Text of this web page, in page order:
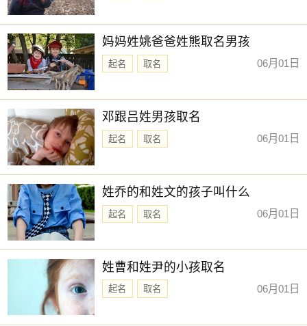
妈妈姓姚爸爸姓熊取名男孩
起名 取名 06月01日
邓跟吕姓男孩取名
起名 取名 06月01日
姓乔的和姓文的孩子叫什么
起名 取名 06月01日
姓曹和姓尹的小孩取名
起名 取名 06月01日